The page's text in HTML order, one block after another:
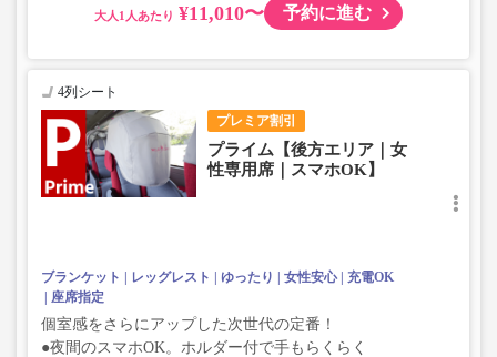
大人 ¥11,010〜 予約に進む
プレミア割引
4列シート
プライム【後方エリア｜女
性専用席｜スマホOK】
ブランケット レッグレスト ゆったり 女性安心
充電OK
座席指定
個室感をさらにアップした次世代の定番！
●夜間のスマホOK。ホルダー付で手もらくらく